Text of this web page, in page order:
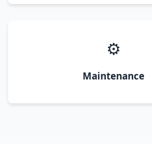
⚙️
Maintenance